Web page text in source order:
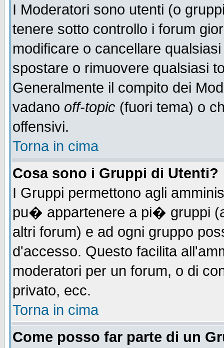
I Moderatori sono utenti (o
tenere sotto controllo i forum
modificare o cancellare
spostare o rimuovere qualsiasi
Generalmente il compito dei
vadano off-topic (fuori tema) o
offensivi.
Torna in cima
Cosa sono i Gruppi di Utenti?
I Gruppi permettono agli
pu� appartenere a pi� gruppi
altri forum) e ad ogni gruppo
d'accesso. Questo facilita
moderatori per un forum, o di
privato, ecc.
Torna in cima
Come posso far parte di un